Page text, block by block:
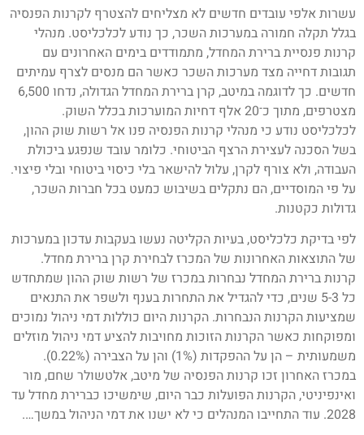
עשרות אלפי עובדים חדשים לא מצליחים להצטרף לקרנות הפנסיה
בגלל תקלה חמורה במערכות השכר, כך נודע לכלכליסט. מנהלי
קרנות פנסיית ברירת המחדל, מתמודדים בימים האחרונים עם
תגובות דחייה מצד מערכות השכר כאשר הם מנסים לצרף עמיתים
חדשים. כך לדוגמה במיטב, קרן ברירת המחדל הגדולה, נדחו 6,500
מצטרפים, מתוך כ־20 אלף דחיות המוערכות בכלל השוק.
לכלכליסט נודע כי מנהלי קרנות הפנסיה פנו אל רשות שוק ההון,
בשל הסכנה לעצירת הרצף הביטוחי. כלומר עובד שנפגע ביכולת
העבודה, ולא צורף לקרן, עלול להישאר בלי כיסוי ביטוחי ובלי פיצוי.
על פי המוסדיים, הם נתקלים בשיבוש כמעט בכל חברות השכר,
גדולות כקטנות.
לפי בדיקת כלכליסט, בעיות הקליטה נעשו בעקבות עדכון במערכות
של התוצאות האחרונות של המכרז לבחירת קרן ברירת מחדל.
קרנות ברירת המחדל נבחרות במכרז של רשות שוק ההון שמתחדש
כל 5-3 שנים, כדי להגדיל את התחרות בענף ולשפר את התנאים
שמציעות הקרנות הנבחרות. הקרנות היום כוללות דמי ניהול נמוכים
ומפוקחות כאשר הקרנות הזוכות מחויבות להציע דמי ניהול מוזלים
משמעותית – הן על ההפקדות (1%) והן על הצבירה (0.22%).
במכרז האחרון זכו קרנות הפנסיה של מיטב, אלטשולר שחם, מור
ואינפיניטי, הקרנות הפועלות כבר היום, שימשיכו כברירת מחדל עד
2028. עוד התחייבו המנהלים כי לא ישנו את דמי הניהול במשך….